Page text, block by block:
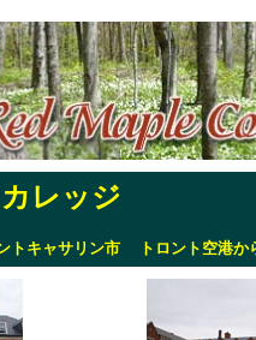
レッジ
キャサリン市 トロント空港か